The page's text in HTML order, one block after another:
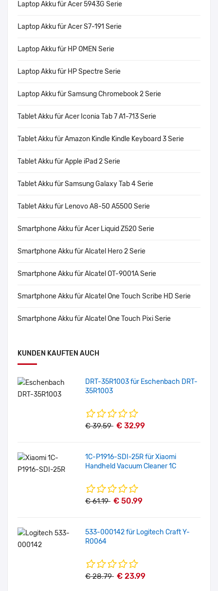
Laptop Akku für Acer 5943G Serie
Laptop Akku für Acer S7-191 Serie
Laptop Akku für HP OMEN Serie
Laptop Akku für HP Spectre Serie
Laptop Akku für Samsung Chromebook 2 Serie
Tablet Akku für Acer Iconia Tab 7 A1-713 Serie
Tablet Akku für Amazon Kindle Kindle Keyboard 3 Serie
Tablet Akku für Apple iPad 2 Serie
Tablet Akku für Samsung Galaxy Tab 4 Serie
Tablet Akku für Lenovo A8-50 A5500 Serie
Smartphone Akku für Acer Liquid Z520 Serie
Smartphone Akku für Alcatel Hero 2 Serie
Smartphone Akku für Alcatel OT-9001A Serie
Smartphone Akku für Alcatel One Touch Scribe HD Serie
Smartphone Akku für Alcatel One Touch Pixi Serie
KUNDEN KAUFTEN AUCH
DRT-35R1003 für Eschenbach DRT-
35R1003
€ 39.59 € 32.99
1C-P1916-SDI-25R für Xiaomi
Handheld Vacuum Cleaner 1C
€ 61.19 € 50.99
533-000142 für Logitech Craft Y-
R0064
€ 28.79 € 23.99